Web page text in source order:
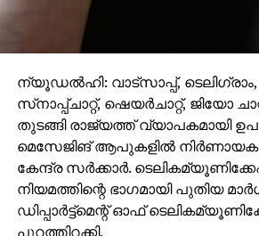
ന്യൂഡല്‍ഹി: വാട്‌സാപ്പ്,
സ്‌നാപ്പ്ചാറ്റ്, ഷെയര്‍ചാറ്റ്, ജിയോ
തുടങ്ങി രാജ്യത്ത് വ്യാപകമായി
മെസേജിങ് ആപുകളില്‍ നിര്‍ണായക
കേന്ദ്ര സര്‍ക്കാര്‍.
നിയമത്തിന്റെ ഭാഗമായി പുതിയ
ഡിപ്പാര്‍ട്ട്‌മെന്റ് ഓഫ്
പുറത്തിറക്കി.